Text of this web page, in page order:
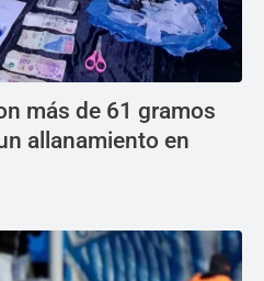
más de 61 gramos
allanamiento en